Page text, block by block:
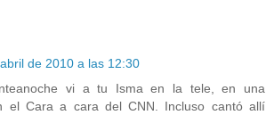
de 2010 a las 12:30
vi a tu Isma en la tele, en una
el Cara a cara del CNN. Incluso cantó allí